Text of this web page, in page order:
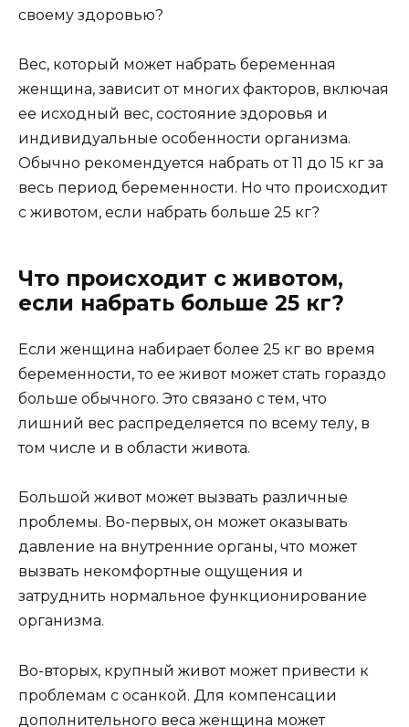
своему здоровью?
Вес, который может набрать беременная
женщина, зависит от многих факторов, включая
ее исходный вес, состояние здоровья и
индивидуальные особенности организма.
Обычно рекомендуется набрать от 11 до 15 кг за
весь период беременности. Но что происходит
с животом, если набрать больше 25 кг?
Что происходит с животом,
если набрать больше 25 кг?
Если женщина набирает более 25 кг во время
беременности, то ее живот может стать гораздо
больше обычного. Это связано с тем, что
лишний вес распределяется по всему телу, в
том числе и в области живота.
Большой живот может вызвать различные
проблемы. Во-первых, он может оказывать
давление на внутренние органы, что может
вызвать некомфортные ощущения и
затруднить нормальное функционирование
организма.
Во-вторых, крупный живот может привести к
проблемам с осанкой. Для компенсации
дополнительного веса женщина может